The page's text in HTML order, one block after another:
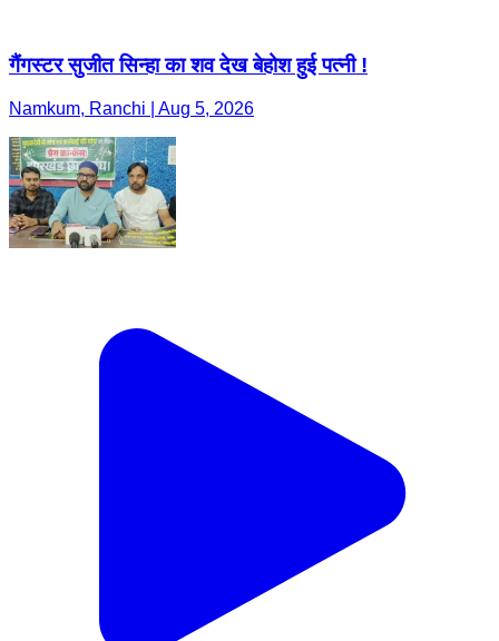
गैंगस्टर सुजीत सिन्हा का शव देख बेहोश हुई पत्नी !
Namkum, Ranchi | Aug 5, 2026